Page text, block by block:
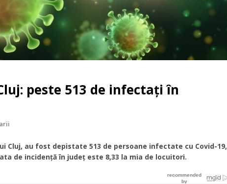
peste 513 de infectați în
Cluj, au fost depistate 513 de persoane infectate cu Covid-19,
de incidență în județ este 8,33 la mia de locuitori.